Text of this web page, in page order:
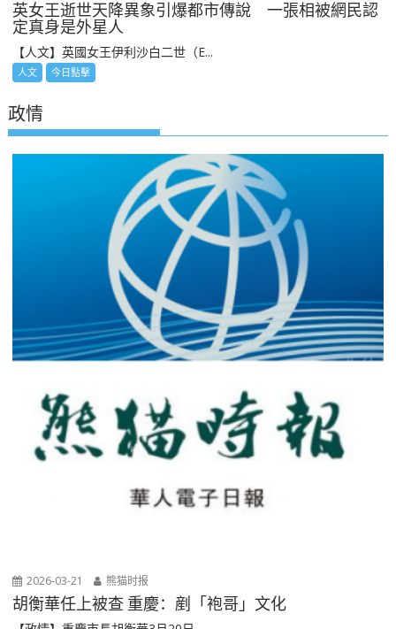
英女王逝世天降異象引爆都市傳說 一張相被網民認
定真身是外星人
【人文】英國女王伊利沙白二世（E...
人文 今日點擊
政情
2026-03-21 熊猫时报
胡衡華任上被查 重慶：剷「袍哥」文化